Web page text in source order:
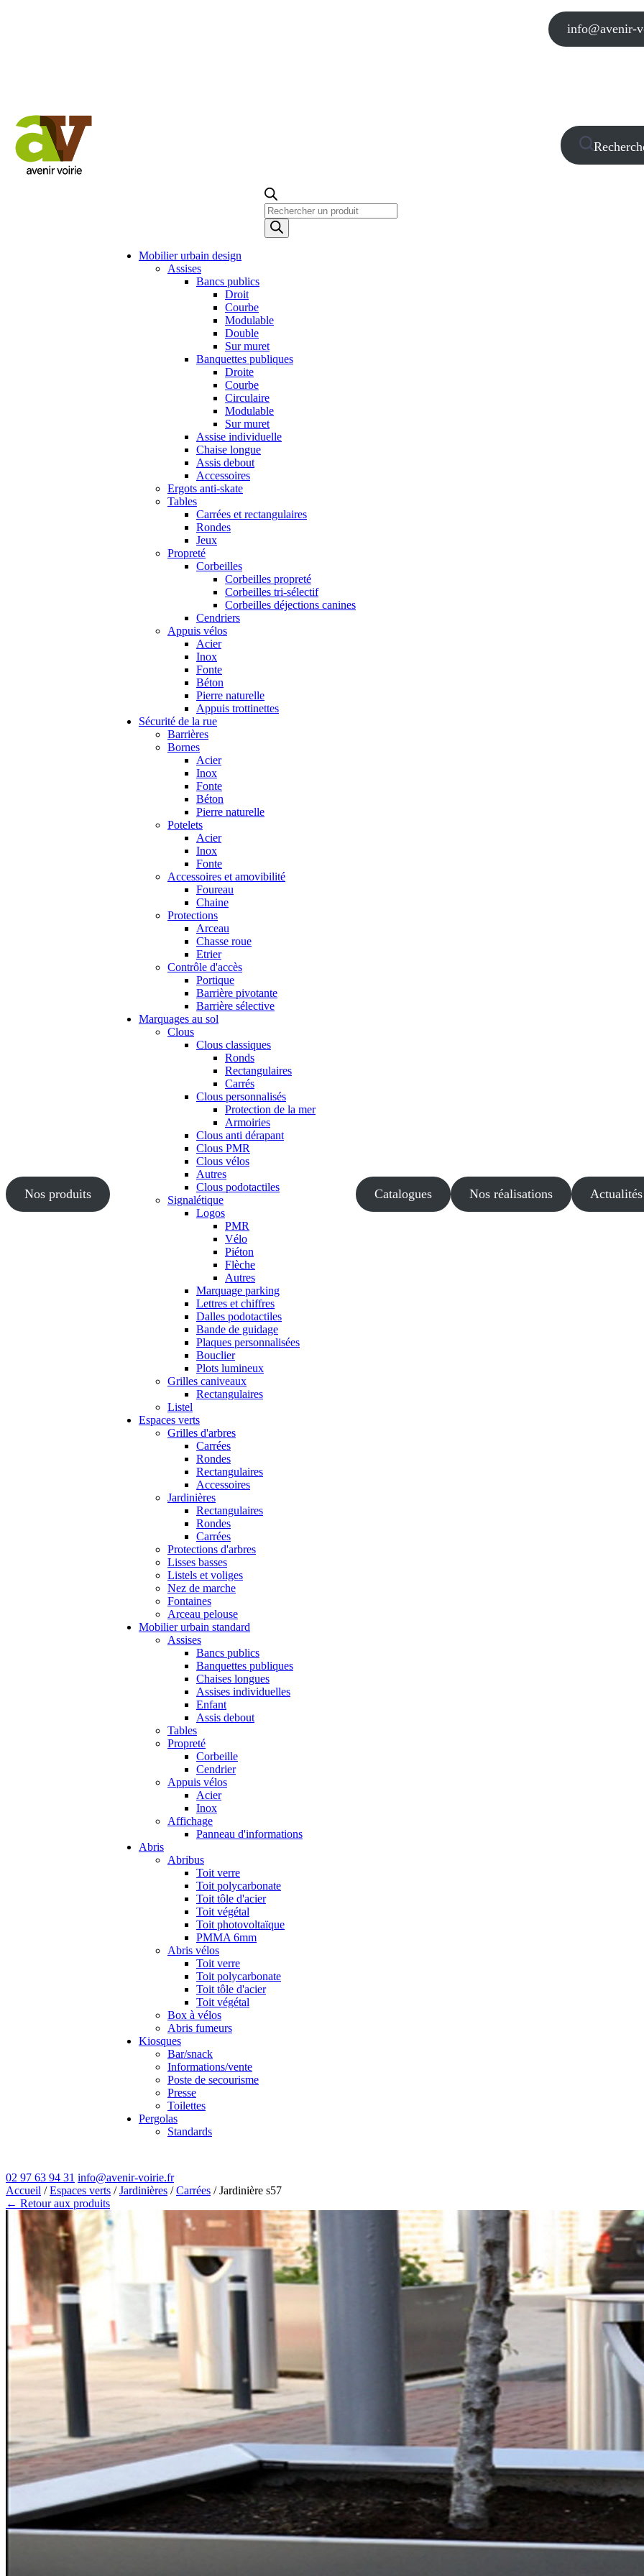
info@avenir-
Recherche
de
produits
Nos produits
Mobilier urbain design
Assises
Bancs publics
Droit
Courbe
Modulable
Double
Sur muret
Banquettes publiques
Droite
Courbe
Circulaire
Modulable
Sur muret
Assise individuelle
Chaise longue
Assis debout
Accessoires
Ergots anti-skate
Tables
Carrées et rectangulaires
Rondes
Jeux
Propreté
Corbeilles
Corbeilles propreté
Corbeilles tri-sélectif
Corbeilles déjections canines
Cendriers
Appuis vélos
Acier
Inox
Fonte
Béton
Pierre naturelle
Appuis trottinettes
Sécurité de la rue
Barrières
Bornes
Acier
Inox
Fonte
Béton
Pierre naturelle
Potelets
Acier
Inox
Fonte
Accessoires et amovibilité
Foureau
Chaine
Protections
Arceau
Chasse roue
Etrier
Contrôle d'accès
Portique
Barrière pivotante
Barrière sélective
Marquages au sol
Clous
Clous classiques
Ronds
Rectangulaires
Carrés
Clous personnalisés
Protection de la mer
Armoiries
Clous anti dérapant
Clous PMR
Clous vélos
Autres
Clous podotactiles
Signalétique
Logos
PMR
Vélo
Piéton
Flèche
Autres
Marquage parking
Lettres et chiffres
Dalles podotactiles
Bande de guidage
Plaques personnalisées
Bouclier
Plots lumineux
Grilles caniveaux
Rectangulaires
Listel
Espaces verts
Grilles d'arbres
Carrées
Rondes
Rectangulaires
Accessoires
Jardinières
Rectangulaires
Rondes
Carrées
Protections d'arbres
Lisses basses
Listels et voliges
Nez de marche
Fontaines
Arceau pelouse
Mobilier urbain standard
Assises
Bancs publics
Banquettes publiques
Chaises longues
Assises individuelles
Enfant
Assis debout
Tables
Propreté
Corbeille
Cendrier
Appuis vélos
Acier
Inox
Affichage
Panneau d'informations
Abris
Abribus
Toit verre
Toit polycarbonate
Toit tôle d'acier
Toit végétal
Toit photovoltaïque
PMMA 6mm
Abris vélos
Toit verre
Toit polycarbonate
Toit tôle d'acier
Toit végétal
Box à vélos
Abris fumeurs
Kiosques
Bar/snack
Informations/vente
Poste de secourisme
Presse
Toilettes
Pergolas
Standards
Catalogues Nos réalisations Actualités
02 97 63 94 31 info@avenir-voirie.fr
Accueil /Espaces verts /Jardinières /Carrées / Jardinière s57
← Retour aux produits